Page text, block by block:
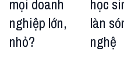
mọi doanh
nghiệp lớn,
nhỏ?
học
làn
nghệ